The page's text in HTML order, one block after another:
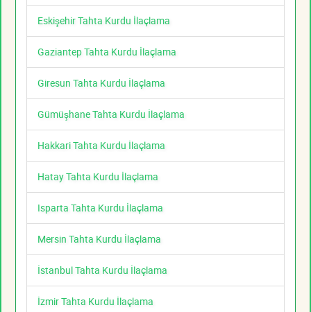
Eskişehir Tahta Kurdu İlaçlama
Gaziantep Tahta Kurdu İlaçlama
Giresun Tahta Kurdu İlaçlama
Gümüşhane Tahta Kurdu İlaçlama
Hakkari Tahta Kurdu İlaçlama
Hatay Tahta Kurdu İlaçlama
Isparta Tahta Kurdu İlaçlama
Mersin Tahta Kurdu İlaçlama
İstanbul Tahta Kurdu İlaçlama
İzmir Tahta Kurdu İlaçlama